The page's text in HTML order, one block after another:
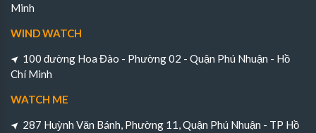
Minh
WIND WATCH
100 đường Hoa Đào - Phường 02 - Quận Phú Nhuận - Hồ
Chí Minh
WATCH ME
287 Huỳnh Văn Bánh, Phường 11, Quận Phú Nhuận - TP Hồ